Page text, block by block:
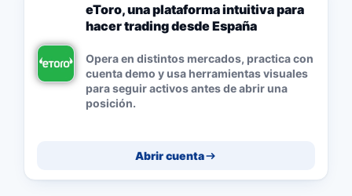
eToro, una plataforma intuitiva para
hacer trading desde España
Opera en distintos mercados, practica con
cuenta demo y usa herramientas visuales
para seguir activos antes de abrir una
posición.
Abrir cuenta